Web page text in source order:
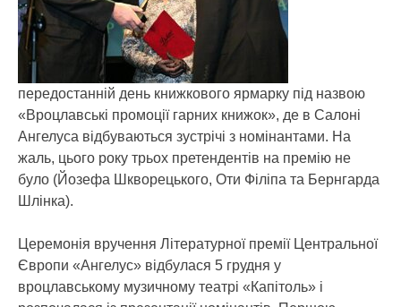
передостанній день книжкового ярмарку під назвою
«Вроцлавські промоції гарних книжок», де в Салоні
Ангелуса відбуваються зустрічі з номінантами. На
жаль, цього року трьох претендентів на премію не
було (Йозефа Шкворецького, Оти Філіпа та Бернгарда
Шлінка).
Церемонія вручення Літературної премії Центральної
Європи «Ангелус» відбулася 5 грудня у
вроцлавському музичному театрі «Капітоль» і